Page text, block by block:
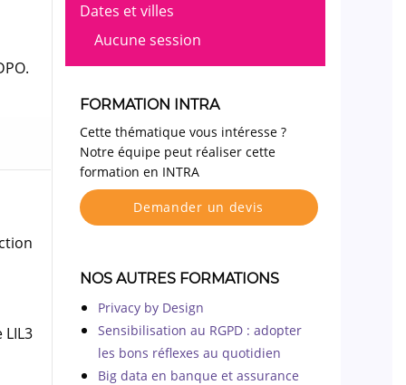
Dates et villes
Aucune session
FORMATION INTRA
Cette thématique vous intéresse ?
Notre équipe peut réaliser cette
formation en INTRA
Demander un devis
NOS AUTRES FORMATIONS
Privacy by Design
Sensibilisation au RGPD : adopter
les bons réflexes au quotidien
Big data en banque et assurance